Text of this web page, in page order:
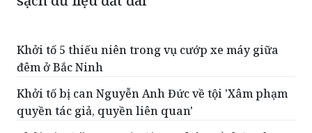
sạch dữ liệu đất đai
Khởi tố 5 thiếu niên trong vụ cướp xe máy giữa
đêm ở Bắc Ninh